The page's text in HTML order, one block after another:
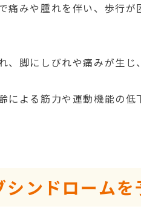
痛みや腫れを伴い、歩行が
、脚にしびれや痛みが生じ
による筋力や運動機能の低
シンドローム